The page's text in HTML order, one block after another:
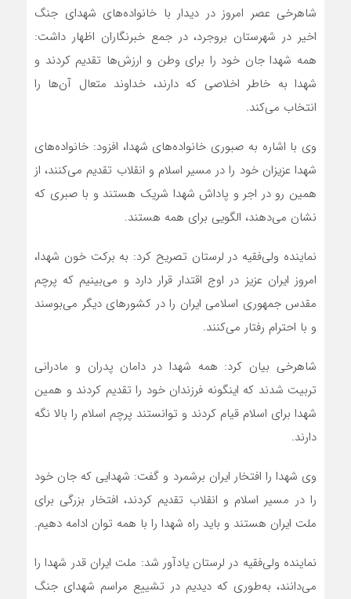
شاهرخی عصر امروز در دیدار با خانواده‌های شهدای جنگ
اخیر در شهرستان بروجرد، در جمع خبرنگاران اظهار داشت:
همه شهدا جان خود را برای وطن و ارزش‌ها تقدیم کردند و
شهدا به خاطر اخلاصی که دارند، خداوند متعال آن‌ها را
انتخاب می‌کند.
وی با اشاره به صبوری خانواده‌های شهدا، افزود: خانواده‌های
شهدا عزیزان خود را در مسیر اسلام و انقلاب تقدیم می‌کنند، از
همین رو در اجر و پاداش شهدا شریک هستند و با صبری که
نشان می‌دهند، الگویی برای همه هستند.
نماینده ولی‌فقیه در لرستان تصریح کرد: به برکت خون شهدا،
امروز ایران عزیز در اوج اقتدار قرار دارد و می‌بینیم که پرچم
مقدس جمهوری اسلامی ایران را در کشورهای دیگر می‌بوسند
و با احترام رفتار می‌کنند.
شاهرخی بیان کرد: همه شهدا در دامان پدران و مادرانی
تربیت شدند که اینگونه فرزندان خود را تقدیم کردند و همین
شهدا برای اسلام قیام کردند و توانستند پرچم اسلام را بالا نگه
دارند.
وی شهدا را افتخار ایران برشمرد و گفت: شهدایی که جان خود
را در مسیر اسلام و انقلاب تقدیم کردند، افتخار بزرگی برای
ملت ایران هستند و باید راه شهدا را با همه توان ادامه دهیم.
نماینده ولی‌فقیه در لرستان یادآور شد: ملت ایران قدر شهدا را
می‌دانند، به‌طوری که دیدیم در تشییع مراسم شهدای جنگ